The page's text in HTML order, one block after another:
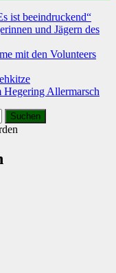
ist beeindruckend“
und Jägern des
mit den Volunteers
Hegering Allermarsch